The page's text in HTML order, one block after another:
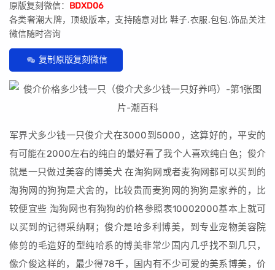
原版复刻微信： BDXD06
各类奢潮大牌，顶级版本，支持随意对比 鞋子.衣服.包包.饰品关注
微信随时咨询
复制原版复刻微信
军界犬多少钱一只俊介犬在3000到5000，这算好的，平安的
有可能在2000左右的纯白的最好看了我个人喜欢纯白色；俊介
就是一只做过美容的博美犬 在淘狗网或者麦狗网都可以买到的
淘狗网的狗狗是犬舍的，比较贵而麦狗网的狗狗是家养的，比
较便宜些 淘狗网也有狗狗的价格参照表10002000基本上就可
以买到的记得采纳啊；俊介是哈多利博美，到专业宠物美容院
修剪的毛造好的型纯哈系的博美非常少国内几乎找不到几只，
像介俊这样的，最少得78千，国内有不少可爱的美系博美，价